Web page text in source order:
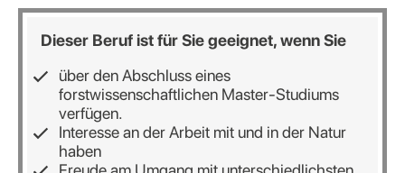
Dieser Beruf ist für Sie geeignet, wenn Sie
über den Abschluss eines
forstwissenschaftlichen Master-Studiums
verfügen.
Interesse an der Arbeit mit und in der Natur
haben